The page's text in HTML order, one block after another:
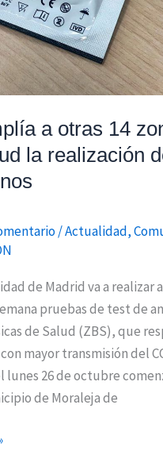
a otras 14
la realización
/Actualidad,
de Madrid va a realizar
pruebas de test de
de Salud (ZBS), que
mayor transmisión del
lunes 26 de octubre
de Moraleja de